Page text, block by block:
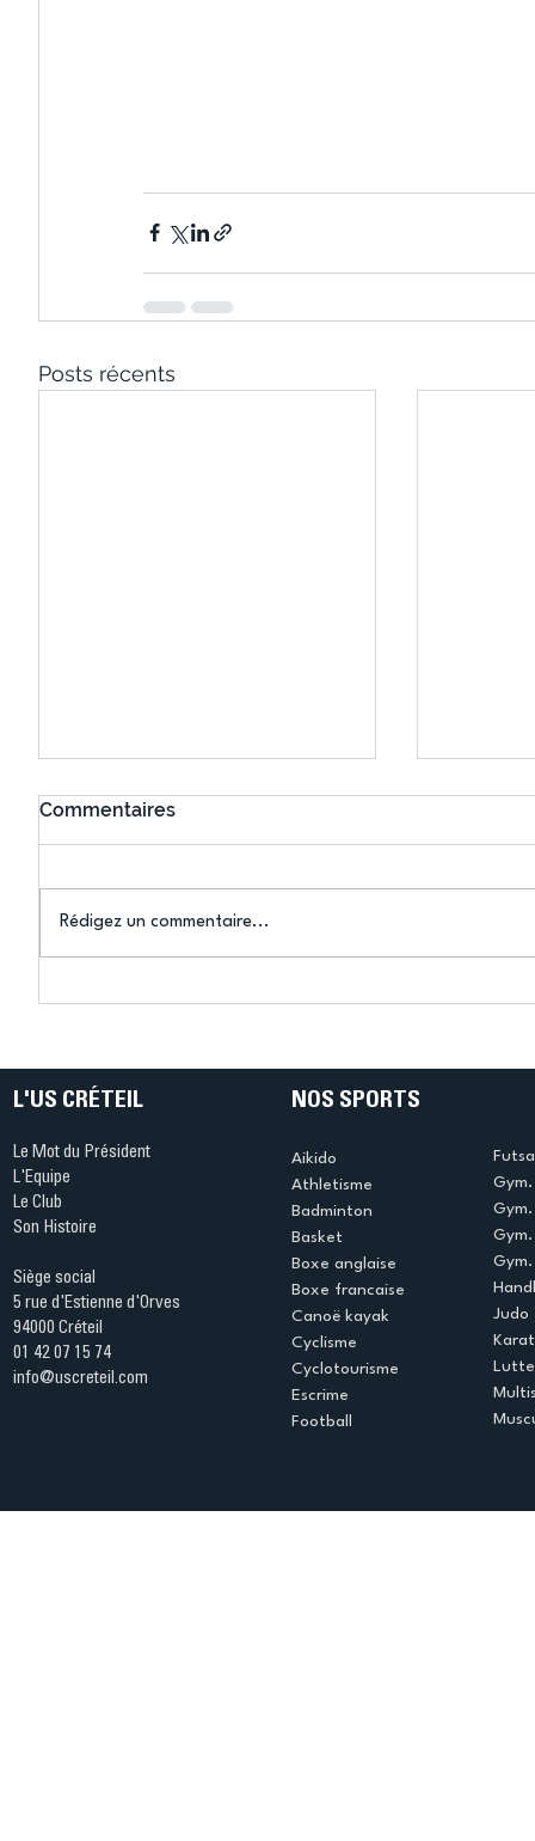
Posts récents
Ping ? Quand le tennis de
termine
Commentaires
Rédigez un commentaire...
L'US CRÉTEIL
Le Mot du Président
L'Equipe
Le Club
Son Histoire
Siège social
5 rue d'Estienne d'Orves
94000 Créteil
01 42 07 15 74
info@uscreteil.com
NOS SPORTS
Aikido
Athletisme
Badminton
Basket
Boxe anglaise
Boxe francaise
Canoë kayak
Cyclisme
Cyclotourisme
Escrime
Football
Judo
Lutte